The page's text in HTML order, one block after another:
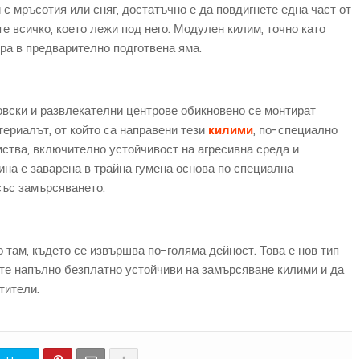
мръсотия или сняг, достатъчно е да повдигнете една част от
всичко, което лежи под него. Модулен килим, точно като
в предварително подготвена яма.
и развлекателни центрове обикновено се монтират
от който са направени тези килими, по-специално
включително устойчивост на агресивна среда и
е заварена в трайна гумена основа по специална
замърсяването.
там, където се извършва по-голяма дейност. Това е нов тип
напълно безплатно устойчиви на замърсяване килими и да